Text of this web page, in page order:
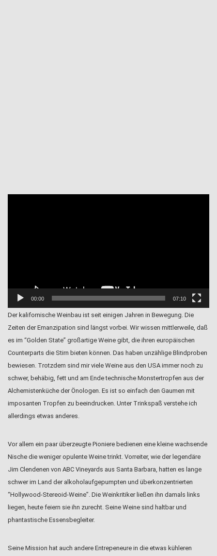
00:00 07:10
Der kalifornische Weinbau ist seit einigen Jahren in Bewegung. Die
Zeiten der Emanzipation sind längst vorbei. Wir wissen mittlerweile, daß
es im “Golden State” großartige Weine gibt, die ihren europäischen
Counterparts die Stirn bieten können. Das haben unzählige Blindproben
bewiesen. Trotzdem sind mir viele Weine aus den USA immer noch zu
schwer, behäbig, fett und am Ende technische Monstertropfen aus der
Alchemistenküche der Önologen. Es ist so einfach den Gaumen mit
imposanten Tropfen zu beeindrucken. Unter Trinkspaß verstehe ich
allerdings etwas anderes.
Vor allem ein paar überzeugte Pioniere bedienen eine kleine wachsende
Nische die weniger opulente Weine trinkt. Vorreiter, wie der legendäre
Jim Clendenen von ABC Vineyards aus Santa Barbara, hatten es lange
schwer im Land der alkoholaufgepumpten und überkonzentrierten
“Hollywood-Stereoid-Weine”. Die Weinkritiker ließen ihn damals links
liegen, heute feiern sie ihn zurecht. Seine Weine sind haltbar und
phantastische Essensbegleiter.
Seine Mission hat auch andere Entrepeneure in die etwas kühleren